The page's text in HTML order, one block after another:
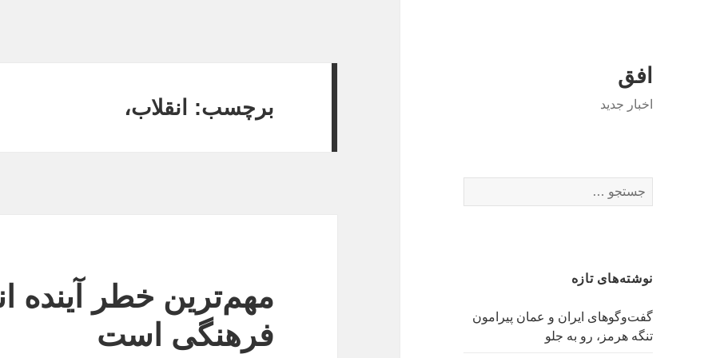
افق
اخبار جدید
برای:
نوشته‌های تازه
گفت‌وگوهای ایران و عمان پیرامون
تنگه هرمز، رو به جلو
برچسب: انقلاب،
مهم‌ترین خطر آینده
فرهنگی است